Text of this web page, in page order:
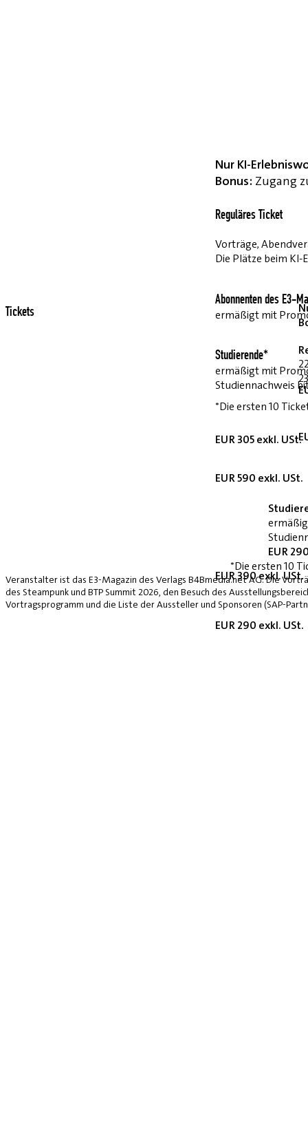
Nur KI-
Bonus: Zugang
Reguläres Ticket
Vorträge,
Die Plätze beim
Abonnenten des E3-
ermäßigt mit
Studierende*
ermäßigt mit
Studiennachweis
*Die ersten 10
EUR 305 exkl. USt.
EUR 590 exkl. USt.
EUR 390 exkl. USt.
EUR 290 exkl. USt.
Tickets
EUR
*Die ersten 10
Veranstalter ist das E3-Magazin des Verlags B4Bmedia.net AG. Die
des Steampunk und BTP Summit 2026, den Besuch des
Vortragsprogramm und die Liste der Aussteller und Sponsoren (SAP-